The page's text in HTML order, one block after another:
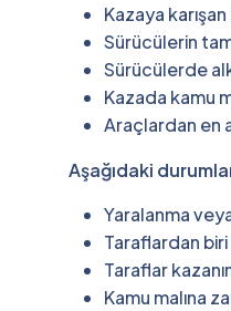
Kazaya
Sürücülerin
Sürücülerde
Kazada kamu
Araçlardan en
Aşağıdaki
Yaralanma
Taraflardan biri
Taraflar
Kamu malına